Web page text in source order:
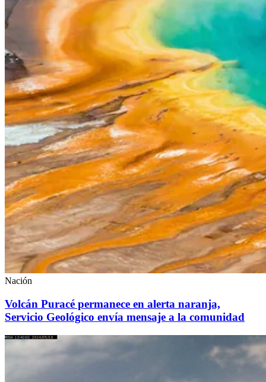
Nación
Volcán Puracé permanece en alerta naranja,
Servicio Geológico envía mensaje a la comunidad